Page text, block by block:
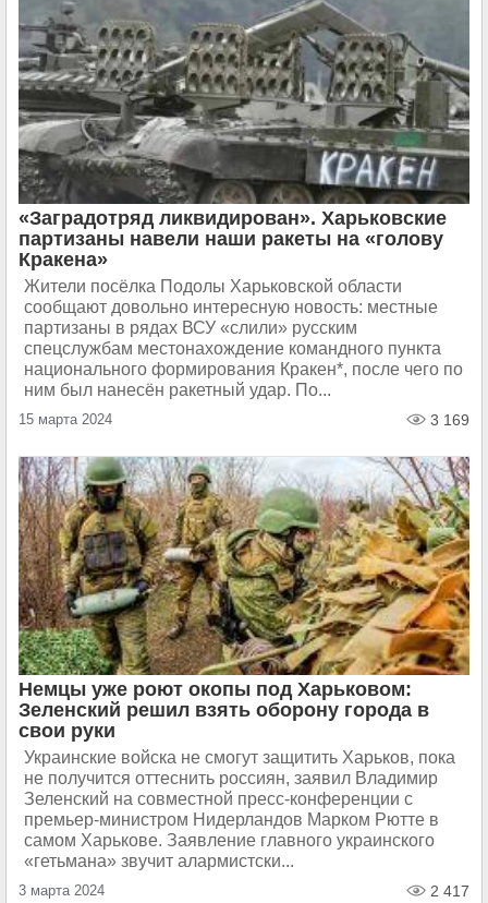
«Заградотряд ликвидирован». Харьковские
партизаны навели наши ракеты на «голову
Кракена»
Жители посёлка Подолы Харьковской области
сообщают довольно интересную новость: местные
партизаны в рядах ВСУ «слили» русским
спецслужбам местонахождение командного пункта
национального формирования Кракен*, после чего по
ним был нанесён ракетный удар. По...
15 марта 2024 3 169
Немцы уже роют окопы под Харьковом:
Зеленский решил взять оборону города в
свои руки
Украинские войска не смогут защитить Харьков, пока
не получится оттеснить россиян, заявил Владимир
Зеленский на совместной пресс-конференции с
премьер-министром Нидерландов Марком Рютте в
самом Харькове. Заявление главного украинского
«гетьмана» звучит алармистски...
3 марта 2024 2 417